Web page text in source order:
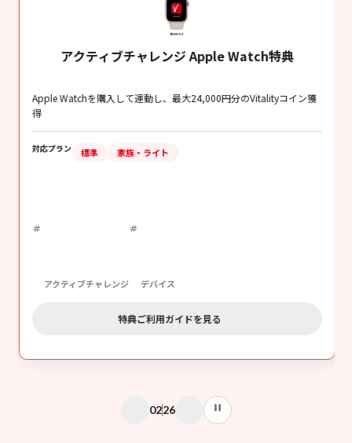
運動
特典（リワード）を楽しむ
ごほうびがモチベーションアップにつながります。ス
特典（リワード）
特典に加えて保険料が変動
目の割引率は15%となります。
率は30％となります。
健康増進への取組みによっては保険料が割増になり、Vitality健
康プログラムを利用しない場合の保険料を超過することがあり
アクティブチャレンジ Apple Watch特典
Apple Watchを購入して運動し、最大24,000円分のVitalityコイン獲
得
対応プラン 標準 家族・ライト
アクティブチャレンジ デバイス
特典ご利用ガイドを見る
0226